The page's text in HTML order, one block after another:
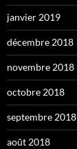
janvier 2019
décembre 2018
novembre 2018
octobre 2018
septembre 2018
août 2018